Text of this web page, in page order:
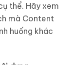
thể. Hãy xem
mà Content
huống khác